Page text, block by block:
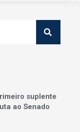
suplente
ao Senado